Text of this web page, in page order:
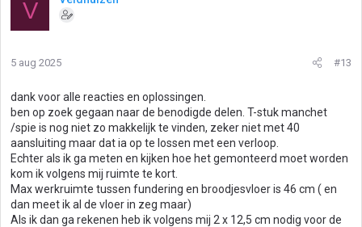
e
i
g
:
V
5 aug 2025 #13
dank voor alle reacties en oplossingen.
ben op zoek gegaan naar de benodigde delen. T-stuk manchet
/spie is nog niet zo makkelijk te vinden, zeker niet met 40
aansluiting maar dat ia op te lossen met een verloop.
Echter als ik ga meten en kijken hoe het gemonteerd moet worden
kom ik volgens mij ruimte te kort.
Max werkruimte tussen fundering en broodjesvloer is 46 cm ( en
dan meet ik al de vloer in zeg maar)
Als ik dan ga rekenen heb ik volgens mij 2 x 12,5 cm nodig voor de